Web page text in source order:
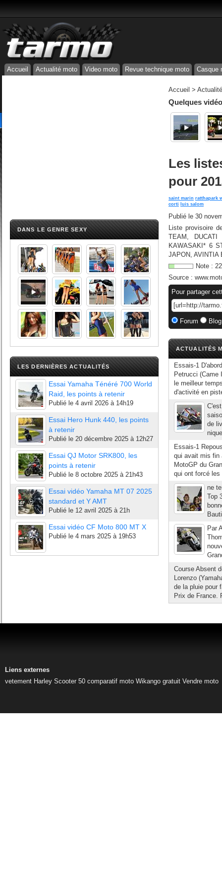
Accueil Actualité moto Video moto Revue technique moto Casque
DANS LE GENRE SEXY
LES DERNIÈRES ACTUALITÉS
Essai Yamaha Ténéré 700 World
Raid, les points à retenir
Publié le 4 avril 2026 à 14h19
Essai Hero Hunk 440, les points
à retenir
Publié le 20 décembre 2025 à 12h27
Essai QJ Motor SRK800, les
points à retenir
Publié le 8 octobre 2025 à 21h43
Essai vidéo Yamaha MT 07 2025
standard et Y AMT
Publié le 12 avril 2025 à 21h
Essai vidéo CF Moto 800 MT X
Publié le 4 mars 2025 à 19h53
Accueil >
Quelques
Les
pour
saint marin ratthapark
corti
luis salom
Publié le 30
Liste provisoire
TEAM,
KAWASAKI* 6
JAPON, AVINTIA
Note : 22
Source :
Pour partager
Forum
ACTUALITÉS
Essais-1
Petrucci (Came
le meilleur
d'activité en
de
Essais-1
qui avait mis fin
MotoGP du
qui ont forcé
ne
Top
Par
Course Absent
Lorenzo
de la pluie pour
Prix de France.
Liens externes
vetement Harley Scooter 50 comparatif moto Wikango gratuit Vendre moto